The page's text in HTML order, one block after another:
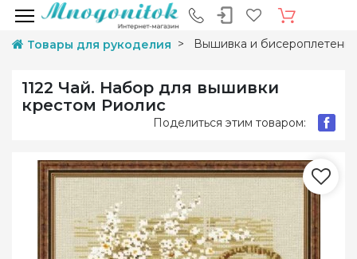
Товары для рукоделия Вышивка и
1122 Чай. Набор для вышивки
крестом Риолис
Поделиться этим товаром: